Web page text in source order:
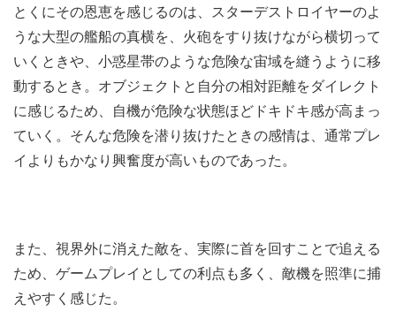
とくにその恩恵を感じるのは、スターデストロイヤーのよ
うな大型の艦船の真横を、火砲をすり抜けながら横切って
いくときや、小惑星帯のような危険な宙域を縫うように移
動するとき。オブジェクトと自分の相対距離をダイレクト
に感じるため、自機が危険な状態ほどドキドキ感が高まっ
ていく。そんな危険を潜り抜けたときの感情は、通常プレ
イよりもかなり興奮度が高いものであった。
また、視界外に消えた敵を、実際に首を回すことで追える
ため、ゲームプレイとしての利点も多く、敵機を照準に捕
えやすく感じた。